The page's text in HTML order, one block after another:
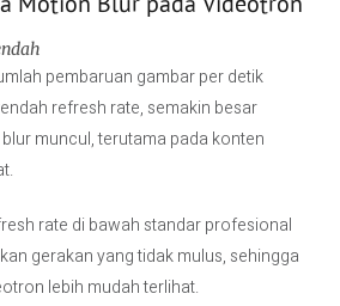
pembaruan gambar per detik
refresh rate, semakin besar
muncul, terutama pada konten
rate di bawah standar profesional
gerakan yang tidak mulus, sehingga
lebih mudah terlihat.